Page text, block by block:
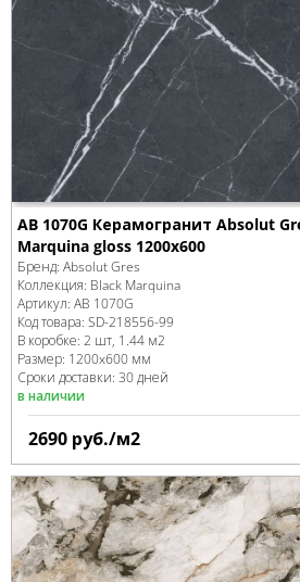
AB 1070G Керамогранит Absolut
Marquina gloss 1200x600
Бренд: Absolut Gres
Коллекция: Black Marquina
Артикул: AB 1070G
Код товара: SD-218556-99
В коробке: 2 шт, 1.44 м2
Размер: 1200x600 мм
Сроки доставки: 30 дней
в наличии
2690 руб./м2